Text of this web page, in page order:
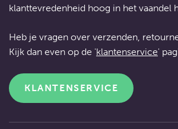
klanttevredenheid hoog in het vaandel
Heb je vragen over verzenden,
Kijk dan even op de 'klantenservice'
KLANTENSERVICE